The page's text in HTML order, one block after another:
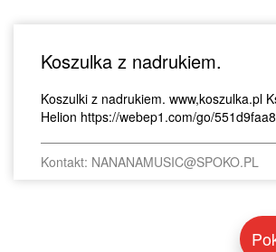
Koszulka z nadrukiem.
Koszulki z nadrukiem. www,koszulka.pl
Helion https://webep1.com/go/
Kontakt: NANANAMUSIC@SPOKO.PL